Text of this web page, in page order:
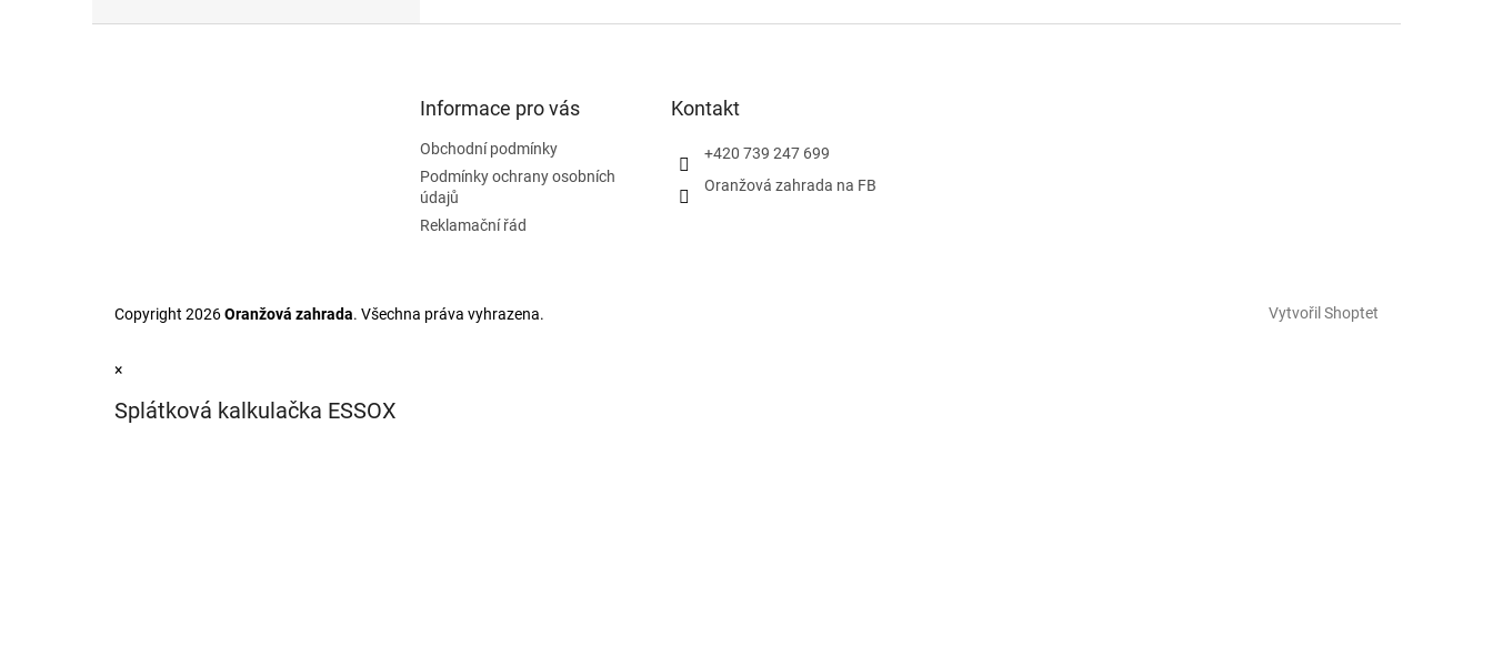
Informace pro vás
Obchodní podmínky
Podmínky ochrany osobních
údajů
Reklamační řád
Kontakt
+420 739 247 699
Oranžová zahrada na FB
Vytvořil Shoptet
Copyright 2026Oranžová zahrada. Všechna práva vyhrazena.
×
Splátková kalkulačka ESSOX